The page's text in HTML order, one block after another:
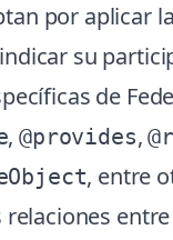
por aplicar
su
de
,@provides,
, entre
relaciones